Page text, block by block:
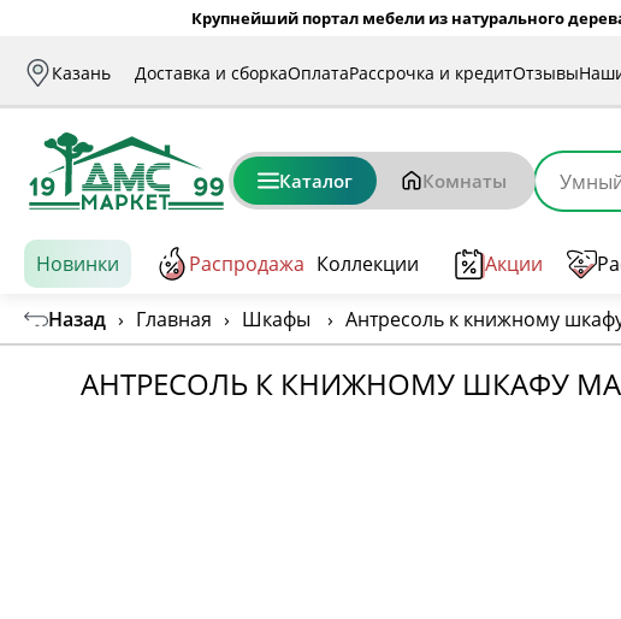
Крупнейший портал мебели из натурального
Казань Доставка и сборкаОплатаРассрочка и кредитОтзывы
Каталог Комнаты
Новинки Распродажа Коллекции Акции
Назад › Главная › Шкафы › Антресоль к книжному
АНТРЕСОЛЬ К КНИЖНОМУ ШКАФУ